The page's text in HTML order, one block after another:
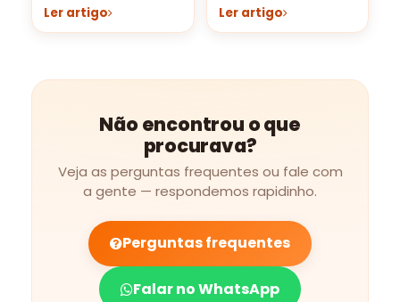
Ler artigo Ler artigo
Não encontrou o que
procurava?
Veja as perguntas frequentes ou fale com
a gente — respondemos rapidinho.
Perguntas frequentes
Falar no WhatsApp